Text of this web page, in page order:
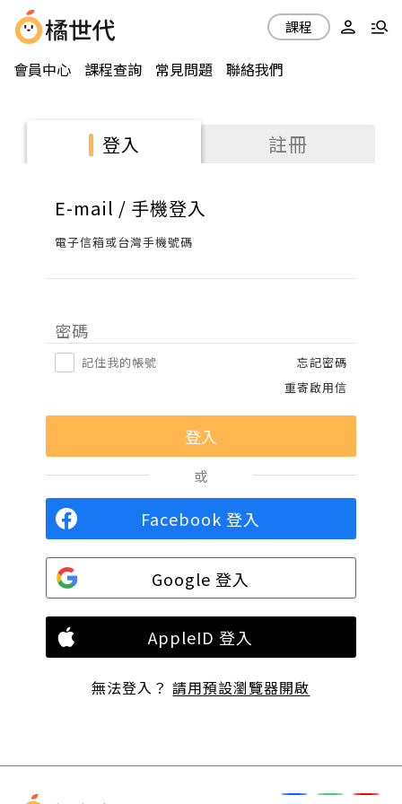
會員中心 課程查詢 常見問題 聯絡我們
課程
登入 註冊
E-mail / 手機登入
電子信箱或台灣手機號碼
密碼
記住我的帳號
忘記密碼
重寄啟用信
或
Facebook 登入
Google 登入
AppleID 登入
無法登入？請用預設瀏覽器開啟